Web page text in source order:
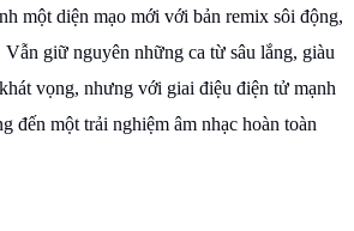
một diện mạo mới với bản remix sôi động,
giữ nguyên những ca từ sâu lắng, giàu
vọng, nhưng với giai điệu điện tử mạnh
đến một trải nghiệm âm nhạc hoàn toàn